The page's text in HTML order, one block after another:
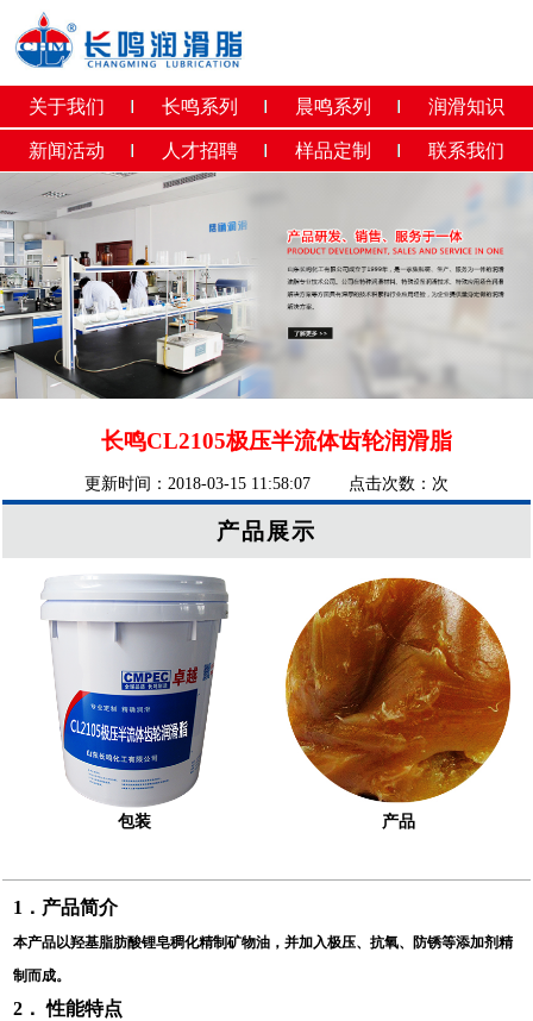
关于我们 长鸣系列 晨鸣系列 润滑知识
新闻活动 人才招聘 样品定制 联系我们
长鸣CL2105极压半流体齿轮润滑脂
更新时间：2018-03-15 11:58:07 点击次数： 次
产品展示
包装 产品
1 ．产品简介
本产品以羟基脂肪酸锂皂稠化精制矿物油，并加入极压、抗氧、防锈等添加剂精
制而成。
2 ． 性能特点